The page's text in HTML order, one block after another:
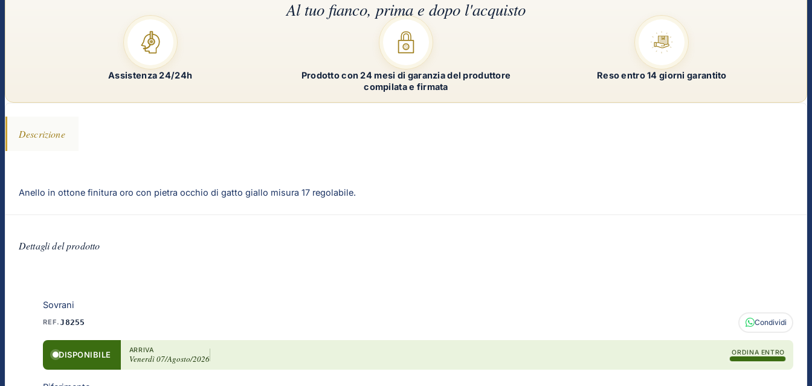
Descrizione
Anello in ottone finitura oro con pietra occhio di gatto giallo misura 17 regolabile.
Dettagli del prodotto
Sovrani
REF.J8255 Condividi
DISPONIBILE ARRIVA
Venerdì 07/Agosto/2026
ORDINA ENTRO
Assistenza 24/24h
Prodotto con 24 mesi di garanzia del produttore
compilata e firmata
Reso entro 14 giorni garantito